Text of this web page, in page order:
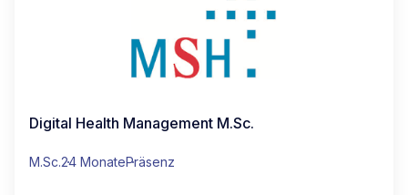
Digital Health Management M.Sc.
M.Sc.24 MonatePräsenz